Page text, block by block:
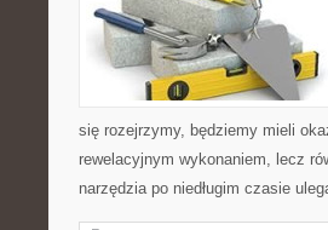
się rozejrzymy, będziemy mieli
rewelacyjnym wykonaniem, lecz
narzędzia po niedługim czasie